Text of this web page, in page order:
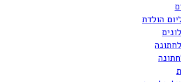
הולדת